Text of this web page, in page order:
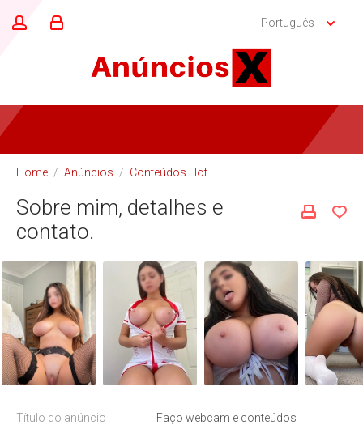
Português
Home / Anúncios / Conteúdos Hot
Sobre mim, detalhes e
contato.
Título do anúncio Faço webcam e conteúdos